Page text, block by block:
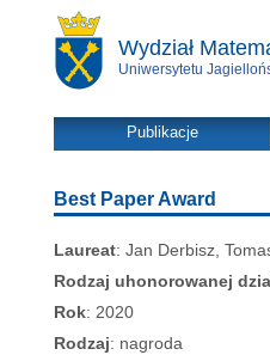
Wydział
Uniwersytetu
Publikacje
Best Paper Award
Laureat: Jan Derbisz,
Rodzaj uhonorowanej
Rok: 2020
Rodzaj: nagroda